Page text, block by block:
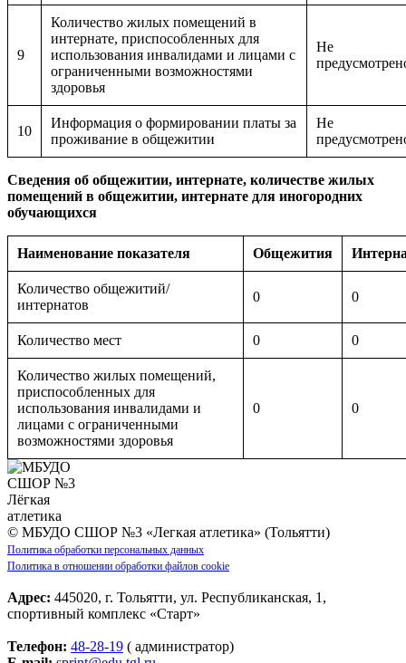
9
Количество жилых помещений в
интернате, приспособленных для
использования инвалидами и лицами с
ограниченными возможностями
здоровья
Не
10
Информация о формировании платы за
проживание в общежитии
Не
Сведения об общежитии, интернате, количестве жилых
помещений в общежитии, интернате для иногородних
обучающихся
Наименование показателя Общежития
Количество общежитий/
интернатов
0 0
Количество мест 0 0
Количество жилых помещений,
приспособленных для
использования инвалидами и
лицами с ограниченными
возможностями здоровья
0 0
© МБУДО СШОР №3 «Легкая атлетика» (Тольятти)
Политика обработки персональных данных
Политика в отношении обработки файлов cookie
Адрес: 445020, г. Тольятти, ул. Республиканская, 1,
спортивный комплекс «Старт»
Телефон: 48-28-19 ( администратор)